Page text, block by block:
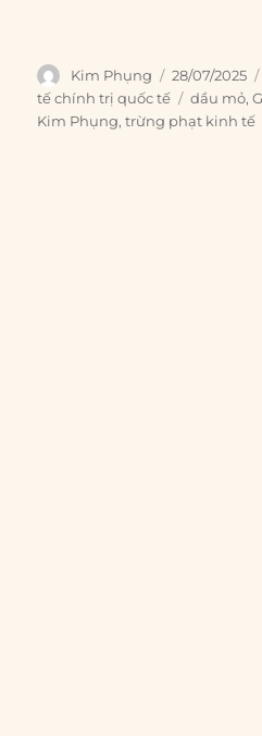
Author
Kim Phụng
Posted
on
28/07/2025
tế chính trị quốc tế
Tags
dầu mỏ,
Kim Phụng,trừng phạt kinh tế